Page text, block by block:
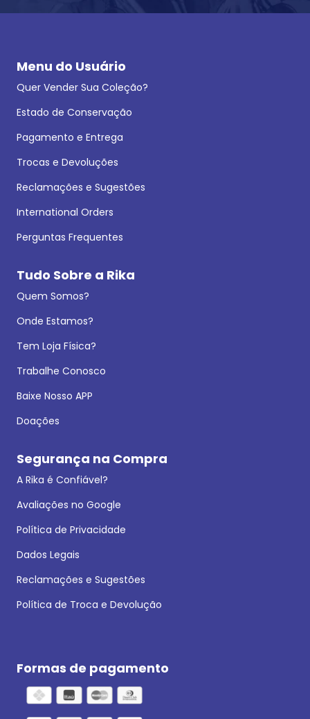
Menu do Usuário
Quer Vender Sua Coleção?
Estado de Conservação
Pagamento e Entrega
Trocas e Devoluções
Reclamações e Sugestões
International Orders
Perguntas Frequentes
Tudo Sobre a Rika
Quem Somos?
Onde Estamos?
Tem Loja Física?
Trabalhe Conosco
Baixe Nosso APP
Doações
Segurança na Compra
A Rika é Confiável?
Avaliações no Google
Política de Privacidade
Dados Legais
Reclamações e Sugestões
Política de Troca e Devolução
Formas de pagamento